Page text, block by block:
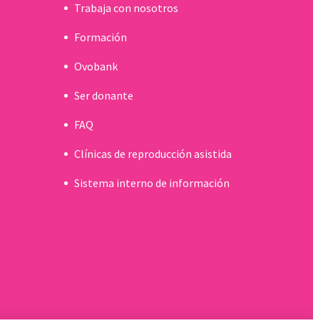
Trabaja con nosotros
Formación
Ovobank
Ser donante
FAQ
Clínicas de reproducción asistida
Sistema interno de información